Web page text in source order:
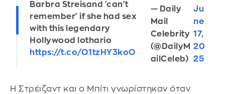
Barbra Streisand 'can't
remember' if she had sex
with this legendary
Hollywood lothario
https://t.co/O1tzHY3koO
— Daily
Mail
Celebrity
(@DailyM
ailCeleb)
Ju
ne
17,
20
25
Η Στρέιζαντ και ο Μπίτι γνωρίστηκαν όταν